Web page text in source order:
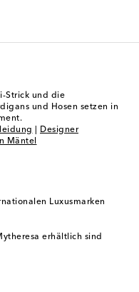
Strick und die
und Hosen setzen in
Designer
Mäntel
Luxusmarken
erhältlich sind